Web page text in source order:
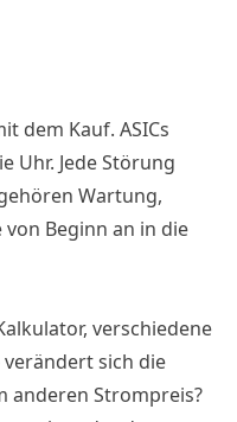
dem Kauf. ASICs
Uhr. Jede Störung
Wartung,
Beginn an in die
verschiedene
sich die
anderen Strompreis?